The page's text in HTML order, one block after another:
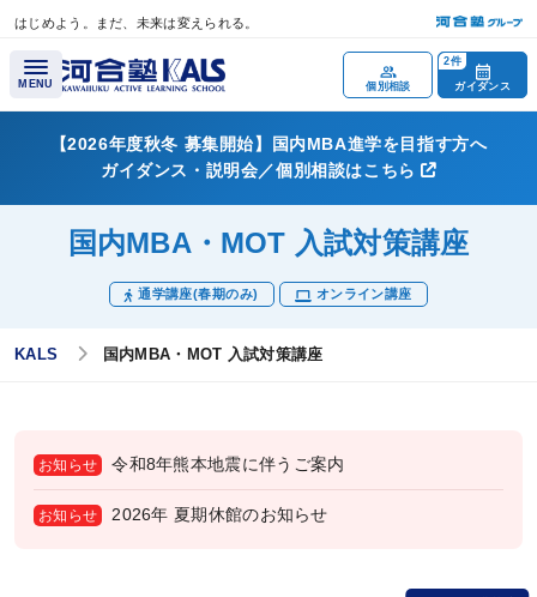
はじめよう。まだ、未来は変えられる。
メインコンテンツへスキップ
MENU 個別相談 ガイダンス
2件
講座概要
講座トップページ
特別一般公開／
WBS一次選考突破のポイント
試験概要
ビジネススクールを選ぶポイント
【2026年度秋冬 募集開始】国内MBA進学を目指す方へ
ガイダンス・説明会／個別相談はこちら
国内MBA・MOT 入試対策講座
通学講座(春期のみ) オンライン講座
KALS 国内MBA・MOT 入試対策講座
お知らせ 令和8年熊本地震に伴うご案内
お知らせ 2026年 夏期休館のお知らせ